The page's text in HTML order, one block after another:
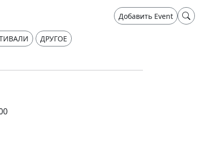
Добавить Event
ДРУГОЕ